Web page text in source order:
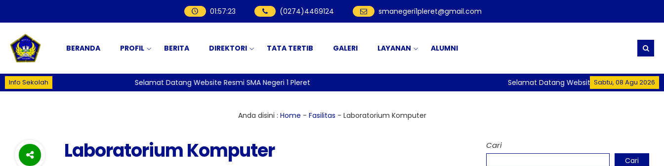
01:57:24 (0274)4469124 smanegeri1pleret@gmail.com
BERANDA PROFIL BERITA DIREKTORI TATA TERTIB GALERI LAYANAN ALUMNI
Info Sekolah Sabtu, 08 Agu 2026
Selamat Datang Website Resmi SMA Negeri 1
Selamat Datang Website Resmi SMA Negeri 1 Pleret
Anda disini : Home - Fasilitas - Laboratorium Komputer
Laboratorium Komputer Cari
Cari